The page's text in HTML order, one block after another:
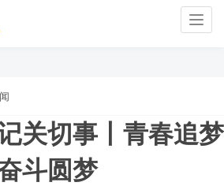
关切事丨青春追梦
斗圆梦